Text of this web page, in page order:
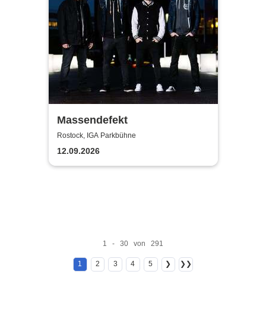
Massendefekt
Rostock, IGA Parkbühne
12.09.2026
1 - 30 von 291
1 2 3 4 5 ❯ ❯❯